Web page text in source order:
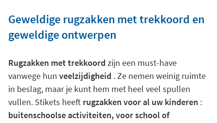
Geweldige rugzakken met trekkoord en
geweldige ontwerpen
Rugzakken met trekkoord zijn een must-have
vanwege hun veelzijdigheid . Ze nemen weinig ruimte
in beslag, maar je kunt hem met heel veel spullen
vullen. Stikets heeft rugzakken voor al uw kinderen :
buitenschoolse activiteiten, voor school of